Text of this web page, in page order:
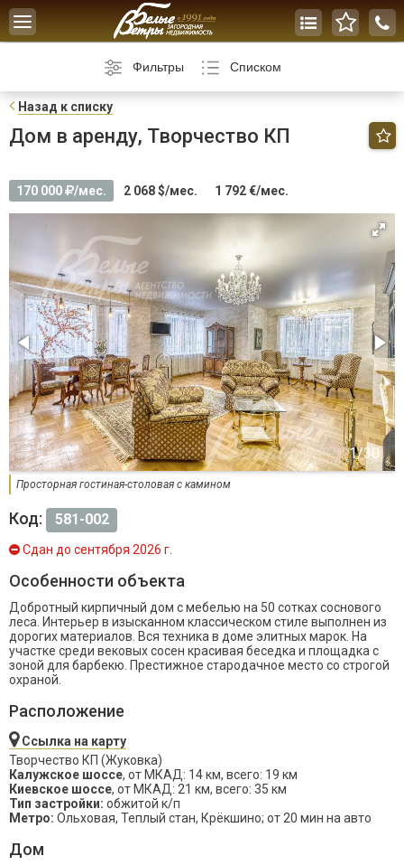
Toggle
navigation
Фильтры Списком
Назад к списку
Дом в аренду, Творчество КП
170 000 /мес. 2 068 $/мес. 1 792 €/мес.
Просторная гостиная-столовая с камином
Код: 581-002
Сдан до сентября 2026 г.
Особенности объекта
Добротный кирпичный дом с мебелью на 50 сотках соснового
леса. Интерьер в изысканном классическом стиле выполнен из
дорогих материалов. Вся техника в доме элитных марок. На
участке среди вековых сосен красивая беседка и площадка с
зоной для барбекю. Престижное стародачное место со строгой
охраной.
Расположение
Ссылка на карту
Творчество КП (Жуковка)
Калужское шоссе, от МКАД: 14 км, всего: 19 км
Киевское шоссе, от МКАД: 21 км, всего: 35 км
Тип застройки: обжитой к/п
Метро: Ольховая, Теплый стан, Крёкшино; от 20 мин на авто
Дом